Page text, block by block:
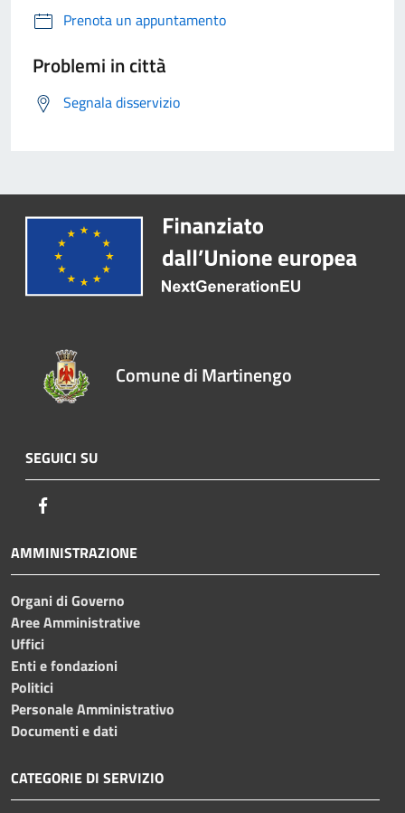
Prenota un appuntamento
Problemi in città
Segnala disservizio
Comune di Martinengo
SEGUICI SU
AMMINISTRAZIONE
Organi di Governo
Aree Amministrative
Uffici
Enti e fondazioni
Politici
Personale Amministrativo
Documenti e dati
CATEGORIE DI SERVIZIO